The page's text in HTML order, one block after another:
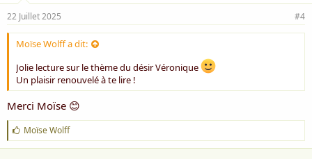
22 Juillet 2025 #4
Moïse Wolff a dit:
Jolie lecture sur le thème du désir Véronique
Un plaisir renouvelé à te lire !
Merci Moïse 😊
J
'
a
Moïse Wolff